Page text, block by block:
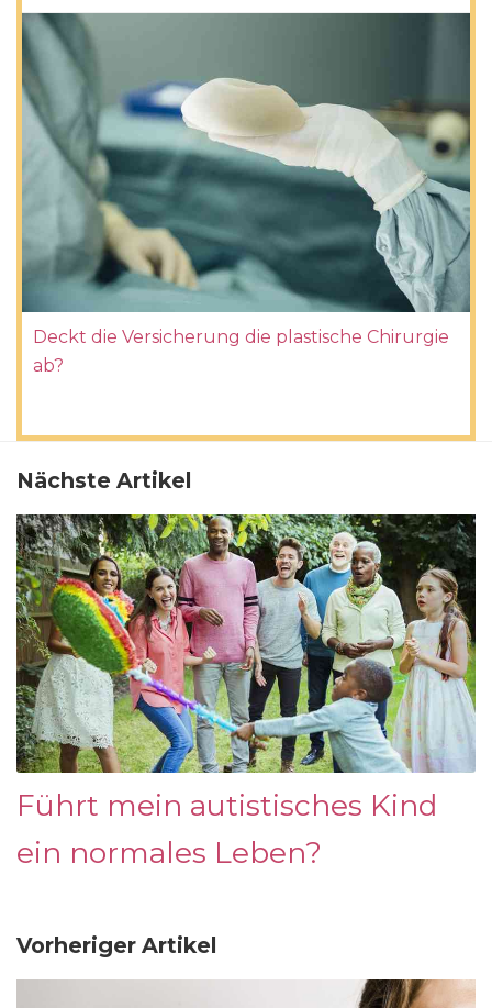
Deckt die Versicherung die plastische Chirurgie
ab?
Nächste Artikel
Führt mein autistisches Kind
ein normales Leben?
Vorheriger Artikel